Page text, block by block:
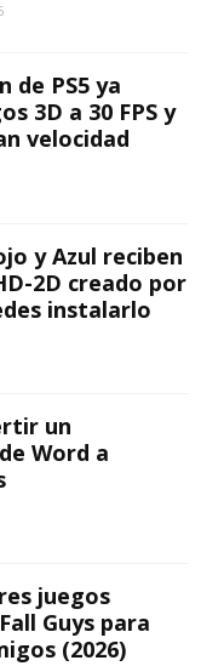
de PS5 ya
3D a 30 FPS y
velocidad
y Azul reciben
2D creado por
instalarlo
un
Word a
juegos
Guys para
(2026)